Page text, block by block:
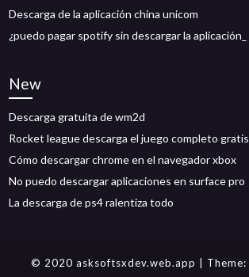
Descarga de la aplicación china unicom
¿puedo pagar spotify sin descargar la aplicación_
New
Descarga gratuita de wm2d
Rocket league descarga el juego completo gratis
Cómo descargar chrome en el navegador xbox
No puedo descargar aplicaciones en surface pro
La descarga de ps4 ralentiza todo
© 2020 asksoftsxdev.web.app | Theme: